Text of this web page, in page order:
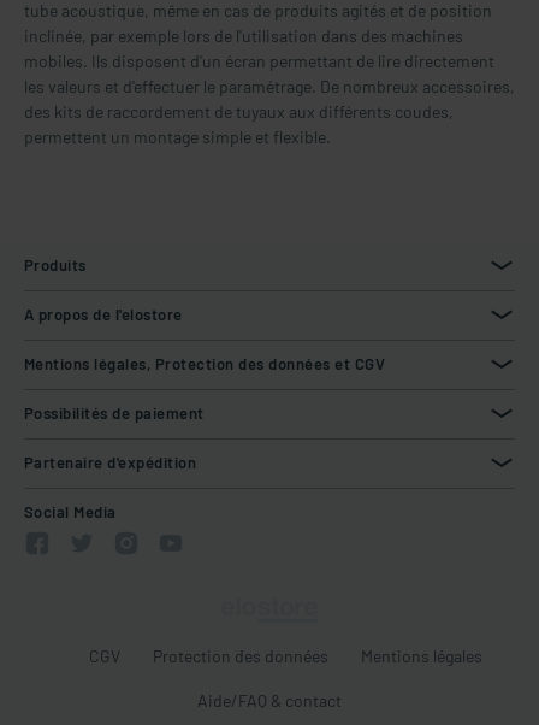
tube acoustique, même en cas de produits agités et de position
inclinée, par exemple lors de l'utilisation dans des machines
mobiles. Ils disposent d'un écran permettant de lire directement
les valeurs et d'effectuer le paramétrage. De nombreux accessoires,
des kits de raccordement de tuyaux aux différents coudes,
permettent un montage simple et flexible.
Produits
A propos de l'elostore
Mentions légales, Protection des données et CGV
Possibilités de paiement
Partenaire d'expédition
Social Media
CGV Protection des données Mentions légales
Aide/FAQ & contact